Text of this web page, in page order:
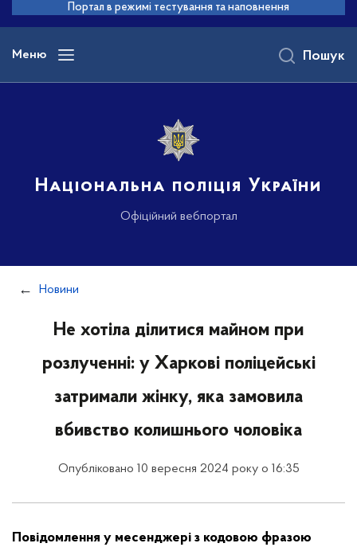
основного
вмісту
Портал в режимі тестування та наповнення
Меню
Національна поліція України
Офіційний вебпортал
Пошук
Новини
Не хотіла ділитися майном при
розлученні: у Харкові поліцейські
затримали жінку, яка замовила
вбивство колишнього чоловіка
Опубліковано 10 вересня 2024 року о 16:35
Повідомлення у месенджері з кодовою фразою